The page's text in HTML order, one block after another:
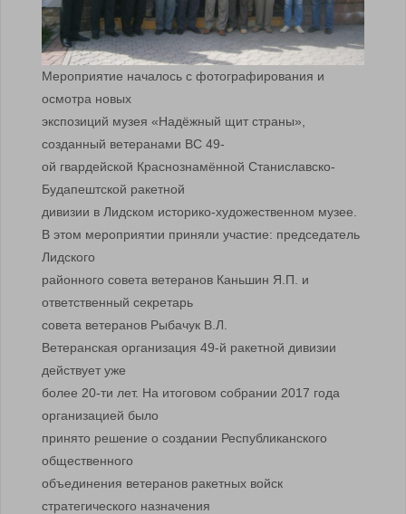
Мероприятие началось с фотографирования и
осмотра новых
экспозиций музея «Надёжный щит страны»,
созданный ветеранами ВС 49-
ой гвардейской Краснознамённой Станиславско-
Будапештской ракетной
дивизии в Лидском историко-художественном музее.
В этом мероприятии приняли участие: председатель
Лидского
районного совета ветеранов Каньшин Я.П. и
ответственный секретарь
совета ветеранов Рыбачук В.Л.
Ветеранская организация 49-й ракетной дивизии
действует уже
более 20-ти лет. На итоговом собрании 2017 года
организацией было
принято решение о создании Республиканского
общественного
объединения ветеранов ракетных войск
стратегического назначения